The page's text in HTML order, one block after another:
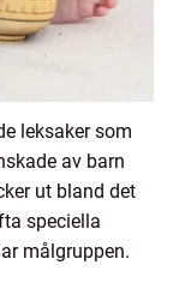
leksaker som
av barn
ut bland det
speciella
målgruppen.